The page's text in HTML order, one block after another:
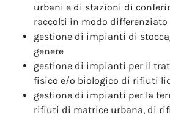
urbani e di stazioni di
raccolti in modo differenziato
gestione di impianti di
genere
gestione di impianti per il
fisico e/o biologico di rifiuti
gestione di impianti per la
rifiuti di matrice urbana, di